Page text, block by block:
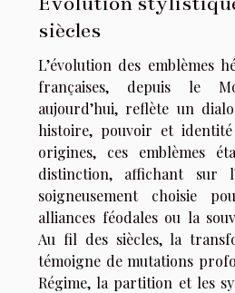
siècles
L’évolution des emblèmes
françaises, depuis le
aujourd’hui, reflète un
histoire, pouvoir et
origines, ces emblèmes
distinction, affichant sur
soigneusement choisie
alliances féodales ou la
Au fil des siècles, la
témoigne de mutations
Régime, la partition et les